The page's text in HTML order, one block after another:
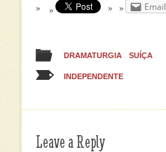
Email
DRAMATURGIA SUÍÇA
INDEPENDENTE
Leave a Reply